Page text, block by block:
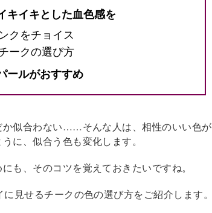
キイキとした血色感を
クをチョイス
ークの選び方
ールがおすすめ
似合わない……そんな人は、相性のいい色
に、似合う色も変化します。
も、そのコツを覚えておきたいですね。
見せるチークの色の選び方をご紹介します。